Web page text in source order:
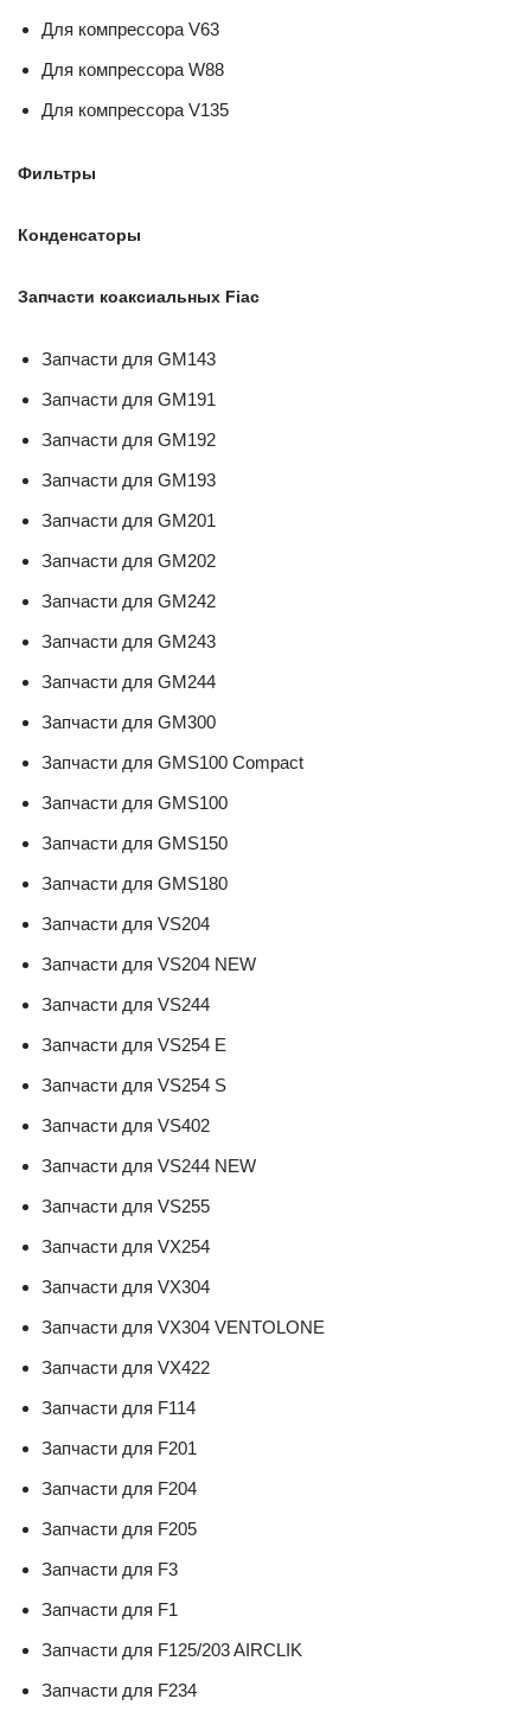
Для компрессора V63
Для компрессора W88
Для компрессора V135
Фильтры
Конденсаторы
Запчасти коаксиальных Fiac
Запчасти для GM143
Запчасти для GM191
Запчасти для GM192
Запчасти для GM193
Запчасти для GM201
Запчасти для GM202
Запчасти для GM242
Запчасти для GM243
Запчасти для GM244
Запчасти для GM300
Запчасти для GMS100 Compact
Запчасти для GMS100
Запчасти для GMS150
Запчасти для GMS180
Запчасти для VS204
Запчасти для VS204 NEW
Запчасти для VS244
Запчасти для VS254 E
Запчасти для VS254 S
Запчасти для VS402
Запчасти для VS244 NEW
Запчасти для VS255
Запчасти для VX254
Запчасти для VX304
Запчасти для VX304 VENTOLONE
Запчасти для VX422
Запчасти для F114
Запчасти для F201
Запчасти для F204
Запчасти для F205
Запчасти для F3
Запчасти для F1
Запчасти для F125/203 AIRCLIK
Запчасти для F234